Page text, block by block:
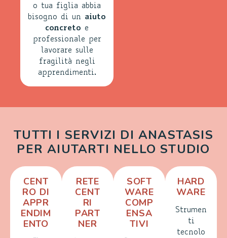
o tua figlia abbia
bisogno di un aiuto
concreto e
professionale per
lavorare sulle
fragilità negli
apprendimenti.
TUTTI I SERVIZI DI ANASTASIS
PER AIUTARTI NELLO STUDIO
CENT
RO DI
APPR
ENDIM
ENTO
RETE
CENT
RI
PART
NER
SOFT
WARE
COMP
ENSA
TIVI
HARD
WARE
Strumen
ti
tecnolo